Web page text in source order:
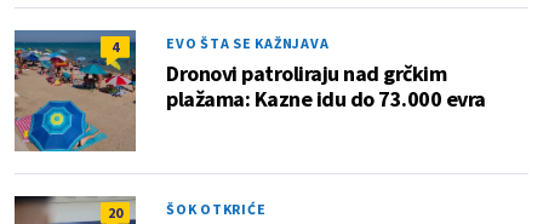
4 EVO ŠTA SE KAŽNJAVA
Dronovi patroliraju nad grčkim
plažama: Kazne idu do 73.000 evra
20 ŠOK OTKRIĆE